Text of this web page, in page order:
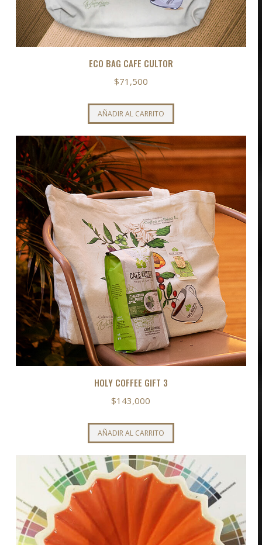
ECO BAG CAFE CULTOR
$71,500
AÑADIR AL CARRITO
HOLY COFFEE GIFT 3
$143,000
AÑADIR AL CARRITO